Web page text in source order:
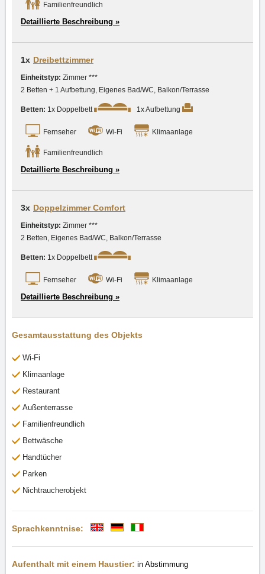
Familienfreundlich
Detaillierte Beschreibung »
1x Dreibettzimmer
Einheitstyp: Zimmer ***
2 Betten + 1 Aufbettung, Eigenes Bad/WC, Balkon/Terrasse
Betten: 1x Doppelbett 1x Aufbettung
Fernseher Wi-Fi Klimaanlage
Familienfreundlich
Detaillierte Beschreibung »
3x Doppelzimmer Comfort
Einheitstyp: Zimmer ***
2 Betten, Eigenes Bad/WC, Balkon/Terrasse
Betten: 1x Doppelbett
Fernseher Wi-Fi Klimaanlage
Detaillierte Beschreibung »
Gesamtausstattung des Objekts
Wi-Fi
Klimaanlage
Restaurant
Außenterrasse
Familienfreundlich
Bettwäsche
Handtücher
Parken
Nichtraucherobjekt
Sprachkenntnise:
Aufenthalt mit einem Haustier: in Abstimmung